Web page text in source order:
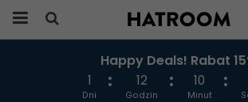
Produkten har blivit tillagd i
Happy Deals! Rabat
1
Dni
12
Godzin
10
Minut